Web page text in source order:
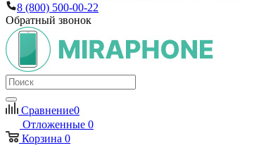
8 (800) 500-00-22
Обратный звонок
Сравнение0
Отложенные 0
Корзина 0